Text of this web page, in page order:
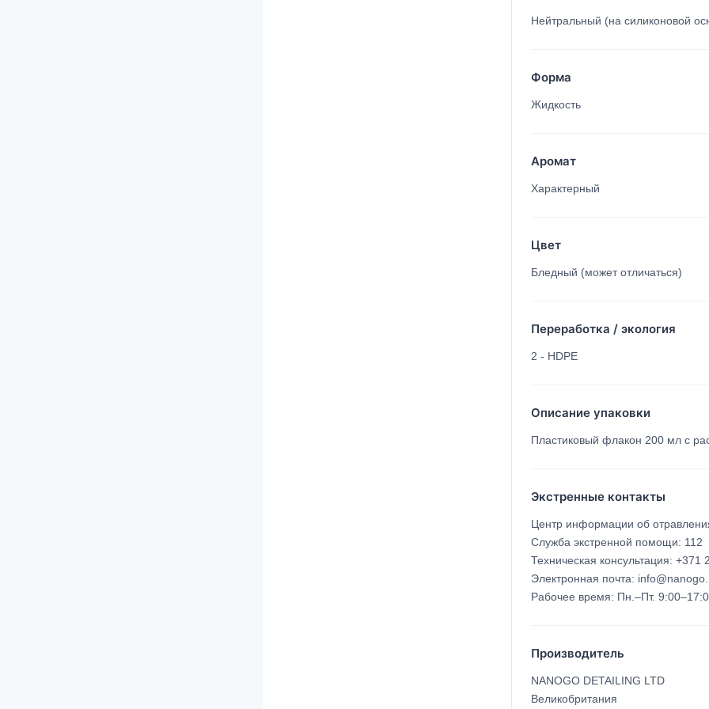
Нейтральный (на силиконовой
Форма
Жидкость
Аромат
Характерный
Цвет
Бледный (может отличаться)
Переработка / экология
2 - HDPE
Описание упаковки
Пластиковый флакон 200 мл с
Экстренные контакты
Центр информации об
Служба экстренной помощи: 112
Техническая консультация: +371
Электронная почта:
Рабочее время: Пн.–Пт.
Производитель
NANOGO DETAILING LTD
Великобритания